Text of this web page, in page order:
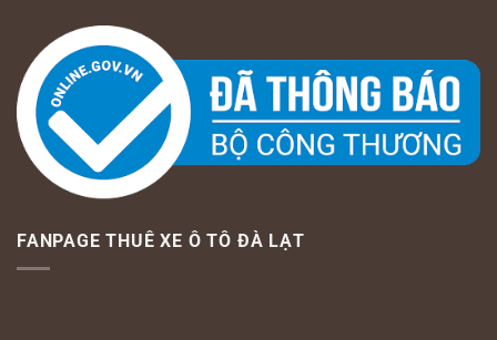
FANPAGE THUÊ XE Ô TÔ ĐÀ LẠT